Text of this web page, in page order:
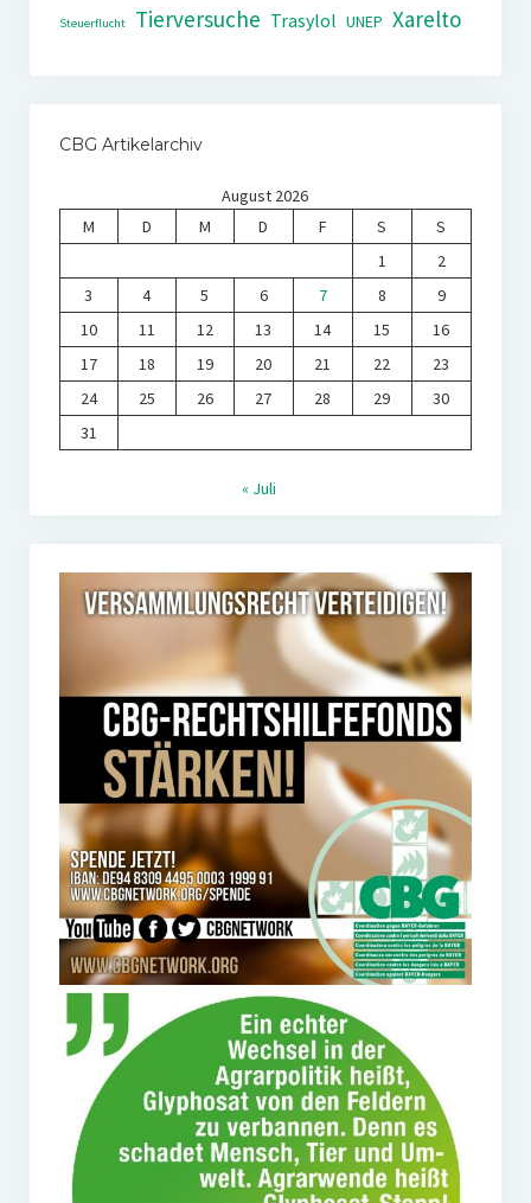
Steuerflucht Tierversuche Trasylol UNEP Xarelto
CBG Artikelarchiv
August 2026
M
D M D F S
S
1
2
3
4 5 6 7 8
9
10
11 12 13 14 15
16
17
18 19 20 21 22
23
24
25 26 27 28 29
30
31
« Juli